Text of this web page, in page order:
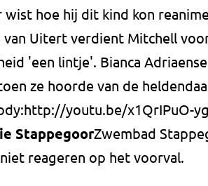
wist hoe hij dit kind kon
van Uitert verdient Mitchell
'een lintje'. Bianca
ze hoorde van de
youtu.be/x1QrIPuO-
StappegoorZwembad
reageren op het voorval.